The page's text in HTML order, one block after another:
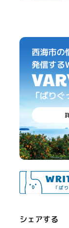
シェアする